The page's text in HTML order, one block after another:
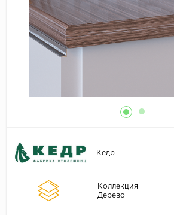
Кедр
Коллекция
Дерево